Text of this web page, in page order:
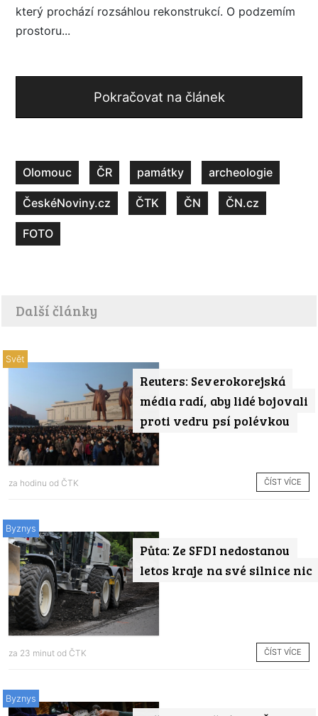
který prochází rozsáhlou rekonstrukcí. O podzemím
prostoru...
Pokračovat na článek
Olomouc ČR památky archeologie
ČeskéNoviny.cz ČTK ČN ČN.cz
FOTO
Další články
Reuters: Severokorejská
média radí, aby lidé bojovali
proti vedru psí polévkou
Svět
za hodinu od ČTK ČÍST VÍCE
Půta: Ze SFDI nedostanou
letos kraje na své silnice nic
Byznys
za 23 minut od ČTK ČÍST VÍCE
Byznys